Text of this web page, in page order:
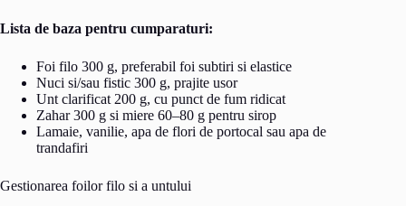
Lista de baza pentru cumparaturi:
Foi filo 300 g, preferabil foi subtiri si elastice
Nuci si/sau fistic 300 g, prajite usor
Unt clarificat 200 g, cu punct de fum ridicat
Zahar 300 g si miere 60–80 g pentru sirop
Lamaie, vanilie, apa de flori de portocal sau apa de
trandafiri
Gestionarea foilor filo si a untului